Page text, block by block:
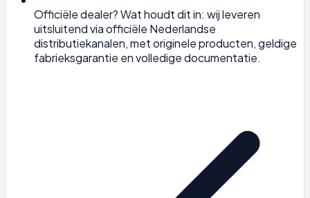
Officiële dealer? Wat houdt dit in: wij leveren
uitsluitend via officiële Nederlandse
distributiekanalen, met originele producten, geldige
fabrieksgarantie en volledige documentatie.